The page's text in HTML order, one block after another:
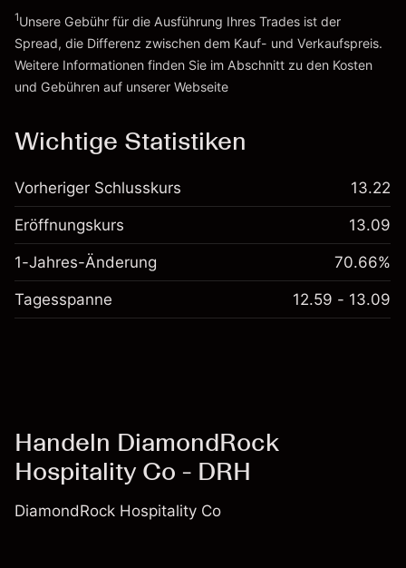
Zur Plattform
1Unsere Gebühr für die Ausführung Ihres Trades ist der
Spread, die Differenz zwischen dem Kauf- und Verkaufspreis.
Weitere Informationen finden Sie im Abschnitt zu den Kosten
und Gebühren auf unserer Webseite
Wichtige Statistiken
Vorheriger Schlusskurs 13.22
Eröffnungskurs 13.09
1-Jahres-Änderung 70.66%
Tagesspanne 12.59 - 13.09
Handeln DiamondRock
Hospitality Co - DRH
DiamondRock Hospitality Co